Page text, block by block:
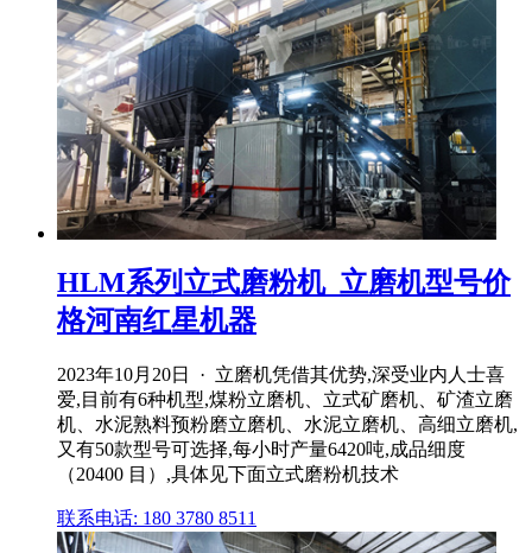
HLM系列立式磨粉机_立磨机型号价
格河南红星机器
2023年10月20日 · 立磨机凭借其优势,深受业内人士喜
爱,目前有6种机型,煤粉立磨机、立式矿磨机、矿渣立磨
机、水泥熟料预粉磨立磨机、水泥立磨机、高细立磨机,
又有50款型号可选择,每小时产量6420吨,成品细度
（20400 目）,具体见下面立式磨粉机技术
联系电话: 180 3780 8511